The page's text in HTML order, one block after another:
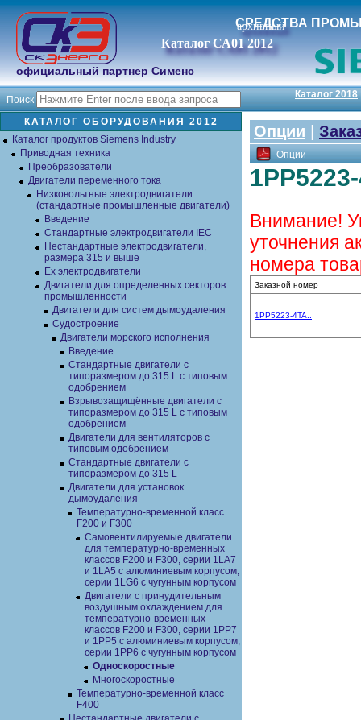
СРЕДСТВА
официальный партнер Сименс
Каталог СА01 2012
архивный
Поиск Каталог 2018
Опции
Опции
Внимание!
уточнения
номера
Заказной номер
1PP5223-4TA..
КАТАЛОГ ОБОРУДОВАНИЯ 2012
Каталог продуктов Siemens Industry
Приводная техника
Преобразователи
Двигатели переменного тока
Низковольтные электродвигатели
(стандартные промышленные двигатели)
Введение
Стандартные электродвигатели IEC
Нестандартные электродвигатели,
размера 315 и выше
Ex электродвигатели
Двигатели для определенных секторов
промышленности
Двигатели для систем дымоудаления
Судостроение
Двигатели морского исполнения
Введение
Cтандартные двигатели с
типоразмером до 315 L с типовым
одобрением
Взрывозащищённые двигатели с
типоразмером до 315 L с типовым
одобрением
Двигатели для вентиляторов с
типовым одобрением
Стандартные двигатели с
типоразмером до 315 L
Двигатели для установок
дымоудаления
Температурно-временной класс
F200 и F300
Самовентилируемые двигатели
для температурно-временных
классов F200 и F300, серии 1LA7
и 1LA5 с алюминиевым корпусом,
серии 1LG6 с чугунным корпусом
Двигатели с принудительным
воздушным охлаждением для
температурно-временных
классов F200 и F300, серии 1PP7
и 1PP5 с алюминиевым корпусом,
серии 1PP6 с чугунным корпусом
Односкоростные
Многоскоростные
Температурно-временной класс
F400